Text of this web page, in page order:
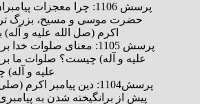
پرسش 1106: چرا معجزات
حضرت موسی و مسیح، بزرگ تر
اکرم (صل الله علیه و
پرسش 1105: معنای صلوات
علیه و آله) چیست؟ صلوات ما بر
علیه و آله)
پرسش1104: دین پیامبر اکرم
پیش از برانگیخته شدن به